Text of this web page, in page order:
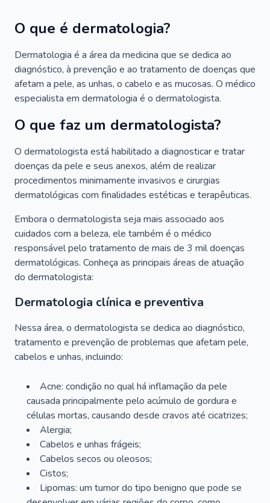
O que é dermatologia?
Dermatologia é a área da medicina que se dedica ao
diagnóstico, à prevenção e ao tratamento de doenças que
afetam a pele, as unhas, o cabelo e as mucosas. O médico
especialista em dermatologia é o dermatologista.
O que faz um dermatologista?
O dermatologista está habilitado a diagnosticar e tratar
doenças da pele e seus anexos, além de realizar
procedimentos minimamente invasivos e cirurgias
dermatológicas com finalidades estéticas e terapêuticas.
Embora o dermatologista seja mais associado aos
cuidados com a beleza, ele também é o médico
responsável pelo tratamento de mais de 3 mil doenças
dermatológicas. Conheça as principais áreas de atuação
do dermatologista:
Dermatologia clínica e preventiva
Nessa área, o dermatologista se dedica ao diagnóstico,
tratamento e prevenção de problemas que afetam pele,
cabelos e unhas, incluindo:
Acne: condição no qual há inflamação da pele
causada principalmente pelo acúmulo de gordura e
células mortas, causando desde cravos até cicatrizes;
Alergia;
Cabelos e unhas frágeis;
Cabelos secos ou oleosos;
Cistos;
Lipomas: um tumor do tipo benigno que pode se